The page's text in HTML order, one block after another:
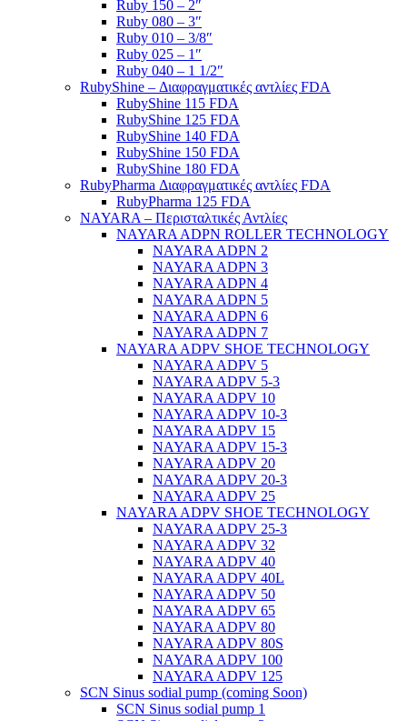
Ruby 150 – 2″
Ruby 080 – 3″
Ruby 010 – 3/8″
Ruby 025 – 1″
Ruby 040 – 1 1/2″
RubyShine – Διαφραγματικές αντλίες FDA
RubyShine 115 FDA
RubyShine 125 FDA
RubyShine 140 FDA
RubyShine 150 FDA
RubyShine 180 FDA
RubyPharma Διαφραγματικές αντλίες FDA
RubyPharma 125 FDA
NAYARA – Περισταλτικές Αντλίες
NAYARA ADPN ROLLER TECHNOLOGY
NAYARA ADPN 2
NAYARA ADPN 3
NAYARA ADPN 4
NAYARA ADPN 5
NAYARA ADPN 6
NAYARA ADPN 7
NAYARA ADPV SHOE TECHNOLOGY
NAYARA ADPV 5
NAYARA ADPV 5-3
NAYARA ADPV 10
NAYARA ADPV 10-3
NAYARA ADPV 15
NAYARA ADPV 15-3
NAYARA ADPV 20
NAYARA ADPV 20-3
NAYARA ADPV 25
NAYARA ADPV SHOE TECHNOLOGY
NAYARA ADPV 25-3
NAYARA ADPV 32
NAYARA ADPV 40
NAYARA ADPV 40L
NAYARA ADPV 50
NAYARA ADPV 65
NAYARA ADPV 80
NAYARA ADPV 80S
NAYARA ADPV 100
NAYARA ADPV 125
SCN Sinus sodial pump (coming Soon)
SCN Sinus sodial pump 1